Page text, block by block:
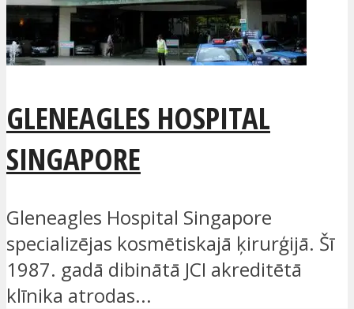
GLENEAGLES HOSPITAL
SINGAPORE
Gleneagles Hospital Singapore
specializējas kosmētiskajā ķirurģijā. Šī
1987. gadā dibinātā JCI akreditētā
klīnika atrodas...